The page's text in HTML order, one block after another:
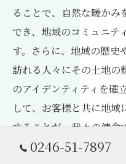
ることで、自然な暖かみ
でき、地域のコミュニテ
す。さらに、地域の歴史
訪れる人々にその土地の
のアイデンティティを確
して、お客様と共に地域
することが、我々の使命
0246-51-7897